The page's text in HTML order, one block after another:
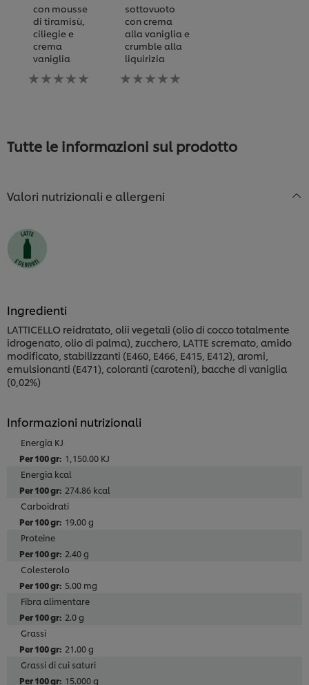
con mousse
di tiramisù,
ciliegie e
crema
vaniglia
Nessuna
valutazione
sottovuoto
con crema
alla vaniglia e
crumble alla
liquirizia
Nessuna
valutazione
Tutte le informazioni sul prodotto
Valori nutrizionali e allergeni
Ingredienti
LATTICELLO reidratato, olii vegetali (olio di cocco totalmente
idrogenato, olio di palma), zucchero, LATTE scremato, amido
modificato, stabilizzanti (E460, E466, E415, E412), aromi,
emulsionanti (E471), coloranti (caroteni), bacche di vaniglia
(0,02%)
Informazioni nutrizionali
Energia KJ
1,150.00 KJ
Energia kcal
274.86 kcal
Carboidrati
19.00 g
Proteine
2.40 g
Colesterolo
5.00 mg
Fibra alimentare
2.0 g
Grassi
21.00 g
Grassi di cui saturi
15.000 g
parti – per migliorare la tua esperienza online sul
nostro sito, beneficiare di alcune opportunità (come
salvare la tua "shopping basket" online) e – previo